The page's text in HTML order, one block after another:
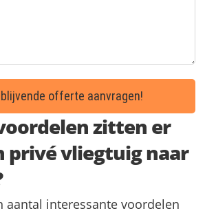
zitten er
privé vliegtuig naar
aantal interessante voordelen